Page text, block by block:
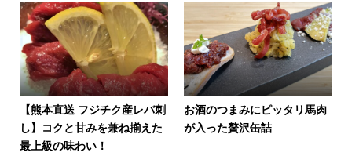
【熊本直送 フジチク産レバ刺
し】コクと甘みを兼ね揃えた
最上級の味わい！
お酒のつまみにピッタリ馬肉
が入った贅沢缶詰